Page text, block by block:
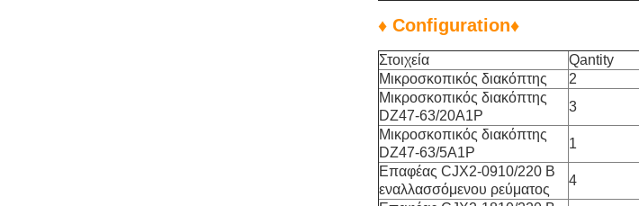
♦ Configuration♦
Στοιχεία Qantity
Μικροσκοπικός διακόπτης
2
Μικροσκοπικός διακόπτης
DZ47-63/20A1P
3
Μικροσκοπικός διακόπτης
DZ47-63/5A1P
1
Επαφέας CJX2-0910/220 Β
εναλλασσόμενου ρεύματος
4